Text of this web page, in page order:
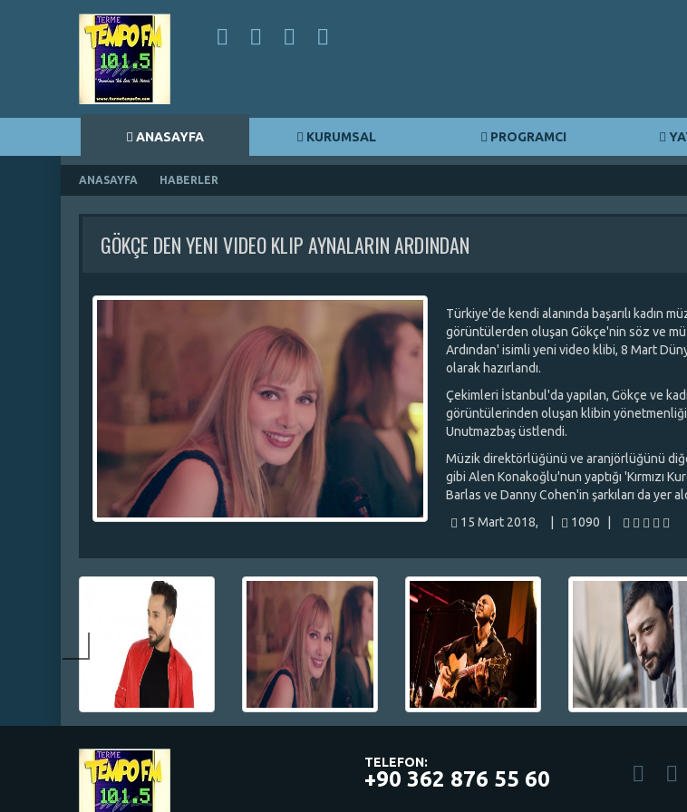
ANASAYFA KURUMSAL PROGRAMCI
ANASAYFA HABERLER
GÖKÇE DEN YENI VIDEO KLIP AYNALARIN ARDINDAN
Türkiye'de kendi alanında başarılı kadın
görüntülerden oluşan Gökçe'nin söz ve
Ardından' isimli yeni video klibi, 8 Mart
olarak hazırlandı.
Çekimleri İstanbul'da yapılan, Gökçe ve
görüntülerinden oluşan klibin
Unutmazbaş üstlendi.
Müzik direktörlüğünü ve aranjörlüğünü
gibi Alen Konakoğlu'nun yaptığı 'Kırmızı
Barlas ve Danny Cohen'in şarkıları da yer
15 Mart 2018,
1090
TELEFON:
+90 362 876 55 60